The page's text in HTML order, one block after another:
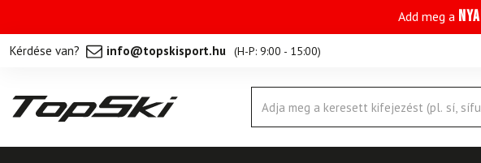
Add meg a
Kérdése van? info@topskisport.hu (H-P: 9:00 - 15:00)
Products
search